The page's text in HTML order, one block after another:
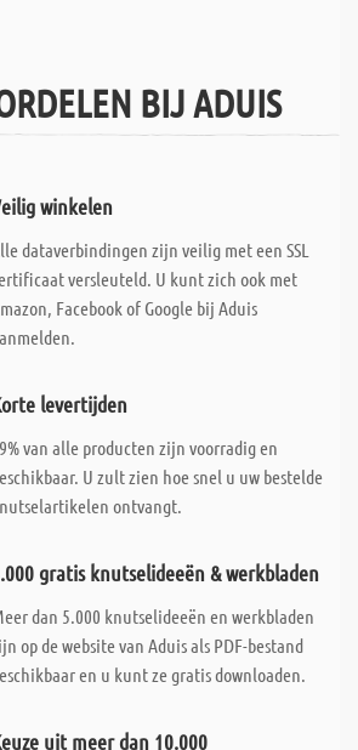
BIJ ADUIS
winkelen
dataverbindingen zijn veilig met een SSL
versleuteld. U kunt zich ook met
Facebook of Google bij Aduis
levertijden
van alle producten zijn voorradig en
U zult zien hoe snel u uw bestelde
ontvangt.
gratis knutselideeën & werkbladen
dan 5.000 knutselideeën en werkbladen
op de website van Aduis als PDF-bestand
en u kunt ze gratis downloaden.
uit meer dan 10.000